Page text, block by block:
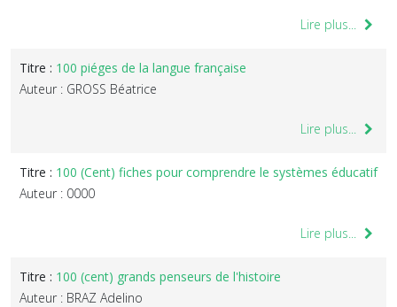
Lire plus...
Titre : 100 piéges de la langue française
Auteur : GROSS Béatrice
Lire plus...
Titre : 100 (Cent) fiches pour comprendre le systèmes éducatif
Auteur : 0000
Lire plus...
Titre : 100 (cent) grands penseurs de l'histoire
Auteur : BRAZ Adelino